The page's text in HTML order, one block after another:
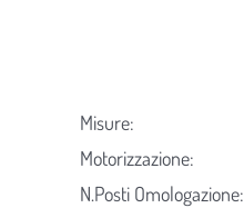
Misure:
Motorizzazione:
N.Posti Omologazione: